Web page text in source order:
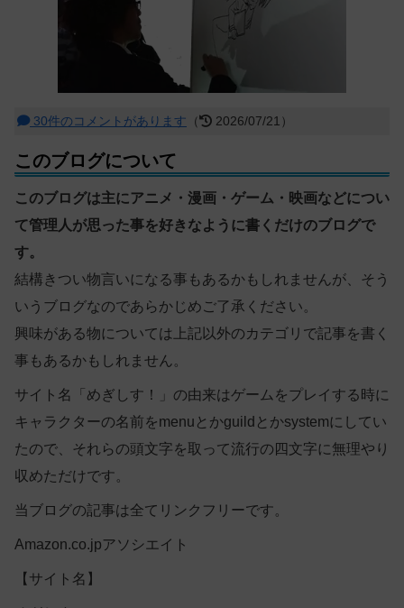
30件のコメントがあります （ 2026/07/21）
このブログについて
このブログは主にアニメ・漫画・ゲーム・映画などについ
て管理人が思った事を好きなように書くだけのブログで
す。
結構きつい物言いになる事もあるかもしれませんが、そう
いうブログなのであらかじめご了承ください。
興味がある物については上記以外のカテゴリで記事を書く
事もあるかもしれません。
サイト名「めぎしす！」の由来はゲームをプレイする時に
キャラクターの名前をmenuとかguildとかsystemにしてい
たので、それらの頭文字を取って流行の四文字に無理やり
収めただけです。
当ブログの記事は全てリンクフリーです。
Amazon.co.jpアソシエイト
【サイト名】